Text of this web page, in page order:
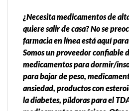
¿Necesita medicamentos de
quiere salir de casa? No se
farmacia en línea está aquí
Somos un proveedor confiable
medicamentos para dormir/
para bajar de peso,
ansiedad, productos con
la diabetes, píldoras para el